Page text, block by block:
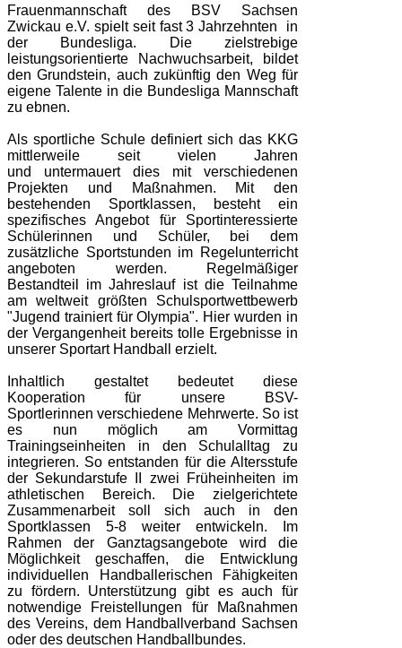
Frauenmannschaft des BSV Sachsen
Zwickau e.V. spielt seit fast 3 Jahrzehnten in
der Bundesliga. Die zielstrebige
leistungsorientierte Nachwuchsarbeit, bildet
den Grundstein, auch zukünftig den Weg für
eigene Talente in die Bundesliga Mannschaft
zu ebnen.
Als sportliche Schule definiert sich das KKG
mittlerweile seit vielen Jahren
und untermauert dies mit verschiedenen
Projekten und Maßnahmen. Mit den
bestehenden Sportklassen, besteht ein
spezifisches Angebot für Sportinteressierte
Schülerinnen und Schüler, bei dem
zusätzliche Sportstunden im Regelunterricht
angeboten werden. Regelmäßiger
Bestandteil im Jahreslauf ist die Teilnahme
am weltweit größten Schulsportwettbewerb
"Jugend trainiert für Olympia". Hier wurden in
der Vergangenheit bereits tolle Ergebnisse in
unserer Sportart Handball erzielt.
Inhaltlich gestaltet bedeutet diese
Kooperation für unsere BSV-
Sportlerinnen verschiedene Mehrwerte. So ist
es nun möglich am Vormittag
Trainingseinheiten in den Schulalltag zu
integrieren. So entstanden für die Altersstufe
der Sekundarstufe II zwei Früheinheiten im
athletischen Bereich. Die zielgerichtete
Zusammenarbeit soll sich auch in den
Sportklassen 5-8 weiter entwickeln. Im
Rahmen der Ganztagsangebote wird die
Möglichkeit geschaffen, die Entwicklung
individuellen Handballerischen Fähigkeiten
zu fördern. Unterstützung gibt es auch für
notwendige Freistellungen für Maßnahmen
des Vereins, dem Handballverband Sachsen
oder des deutschen Handballbundes.